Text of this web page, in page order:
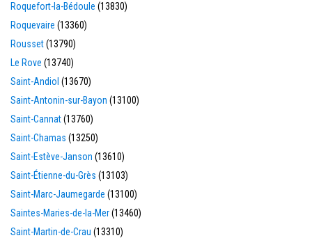
Roquefort-la-Bédoule (13830)
Roquevaire (13360)
Rousset(13790)
Le Rove (13740)
Saint-Andiol (13670)
Saint-Antonin-sur-Bayon (13100)
Saint-Cannat(13760)
Saint-Chamas (13250)
Saint-Estève-Janson (13610)
Saint-Étienne-du-Grès (13103)
Saint-Marc-Jaumegarde (13100)
Saintes-Maries-de-la-Mer(13460)
Saint-Martin-de-Crau (13310)